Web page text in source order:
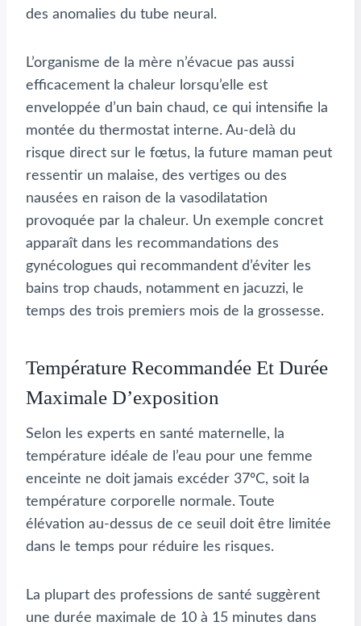
des anomalies du tube neural.
L’organisme de la mère n’évacue pas aussi
efficacement la chaleur lorsqu’elle est
enveloppée d’un bain chaud, ce qui intensifie la
montée du thermostat interne. Au-delà du
risque direct sur le fœtus, la future maman peut
ressentir un malaise, des vertiges ou des
nausées en raison de la vasodilatation
provoquée par la chaleur. Un exemple concret
apparaît dans les recommandations des
gynécologues qui recommandent d’éviter les
bains trop chauds, notamment en jacuzzi, le
temps des trois premiers mois de la grossesse.
Température Recommandée Et Durée
Maximale D’exposition
Selon les experts en santé maternelle, la
température idéale de l’eau pour une femme
enceinte ne doit jamais excéder 37ºC, soit la
température corporelle normale. Toute
élévation au-dessus de ce seuil doit être limitée
dans le temps pour réduire les risques.
La plupart des professions de santé suggèrent
une durée maximale de 10 à 15 minutes dans